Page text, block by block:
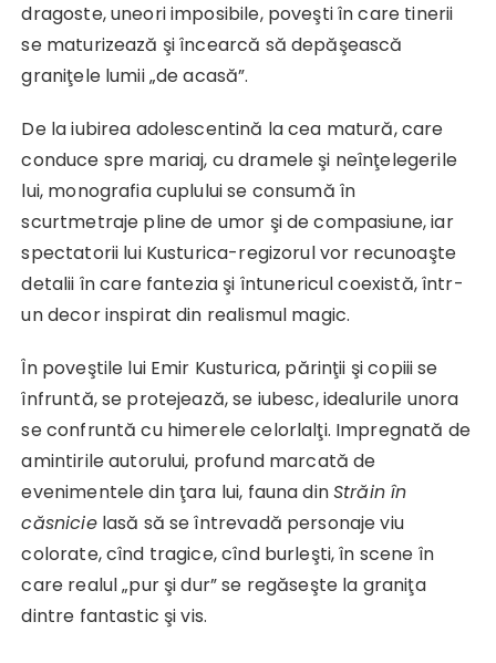
dragoste, uneori imposibile, poveşti în care tinerii
se maturizează şi încearcă să depăşească
graniţele lumii „de acasă”.
De la iubirea adolescentină la cea matură, care
conduce spre mariaj, cu dramele şi neînţelegerile
lui, monografia cuplului se consumă în
scurtmetraje pline de umor şi de compasiune, iar
spectatorii lui Kusturica-regizorul vor recunoaşte
detalii în care fantezia şi întunericul coexistă, într-
un decor inspirat din realismul magic.
În poveştile lui Emir Kusturica, părinţii şi copiii se
înfruntă, se protejează, se iubesc, idealurile unora
se confruntă cu himerele celorlalţi. Impregnată de
amintirile autorului, profund marcată de
evenimentele din ţara lui, fauna dinStrăin în
căsnicielasă să se întrevadă personaje viu
colorate, cînd tragice, cînd burleşti, în scene în
care realul „pur şi dur” se regăseşte la graniţa
dintre fantastic şi vis.